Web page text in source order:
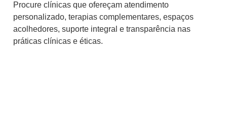
Procure clínicas que ofereçam atendimento
personalizado, terapias complementares, espaços
acolhedores, suporte integral e transparência nas
práticas clínicas e éticas.